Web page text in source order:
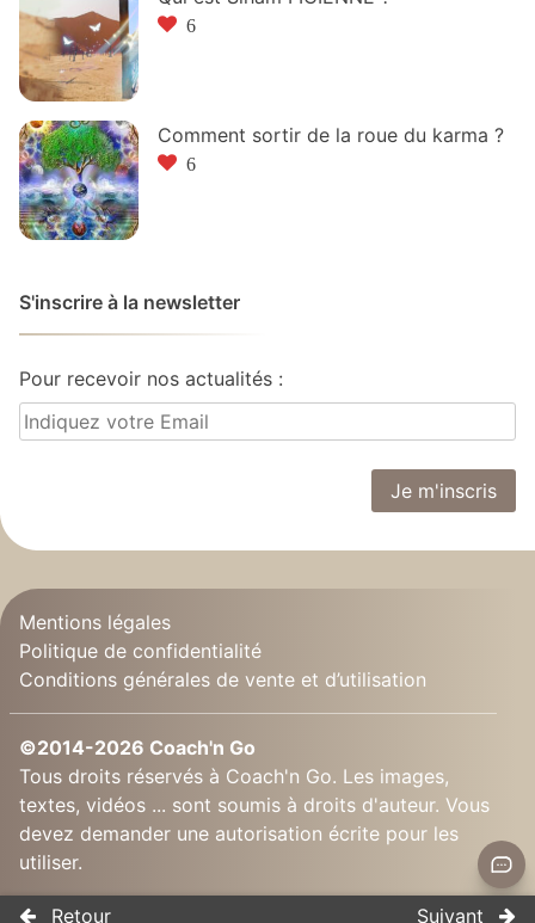
6
Comment sortir de la roue du karma ?
6
S'inscrire à la newsletter
Pour recevoir nos actualités :
Mentions légales
Politique de confidentialité
Conditions générales de vente et d’utilisation
©2014-2026 Coach'n Go
Tous droits réservés à Coach'n Go. Les images,
textes, vidéos ... sont soumis à droits d'auteur. Vous
devez demander une autorisation écrite pour les
utiliser.